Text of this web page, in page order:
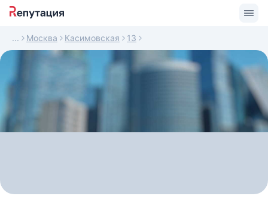
Москва Касимовская 13